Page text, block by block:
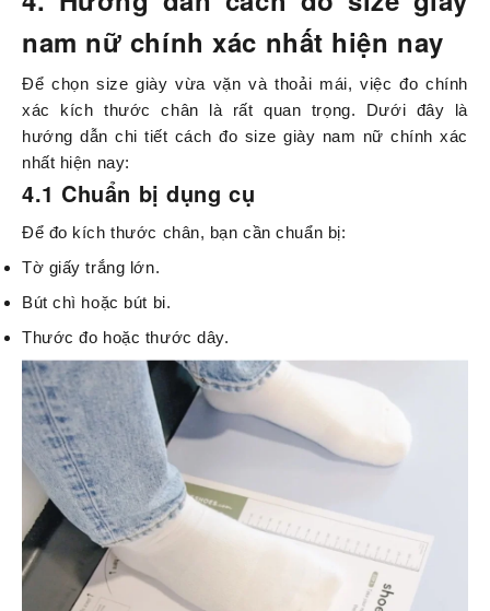
nam nữ chính xác nhất hiện nay
Để chọn size giày vừa vặn và thoải mái, việc đo chính
xác kích thước chân là rất quan trọng. Dưới đây là
hướng dẫn chi tiết cách đo size giày nam nữ chính xác
nhất hiện nay:
4.1 Chuẩn bị dụng cụ
Để đo kích thước chân, bạn cần chuẩn bị:
Tờ giấy trắng lớn.
Bút chì hoặc bút bi.
Thước đo hoặc thước dây.